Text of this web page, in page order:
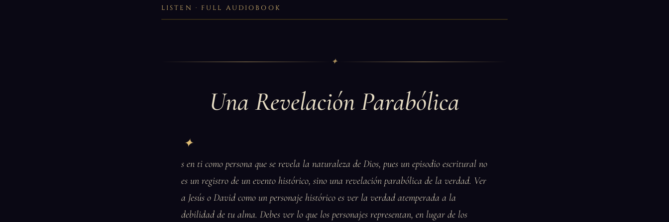
LISTEN · FULL AUDIOBOOK
✦
Una Revelación Parabólica
s en ti como persona que se revela la naturaleza de Dios, pues un episodio escritural no
es un registro de un evento histórico, sino una revelación parabólica de la verdad. Ver
a Jesús o David como un personaje histórico es ver la verdad atemperada a la
debilidad de tu alma. Debes ver lo que los personajes representan, en lugar de los